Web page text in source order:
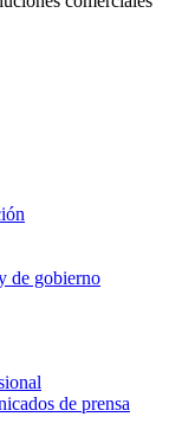
de gobierno
de prensa